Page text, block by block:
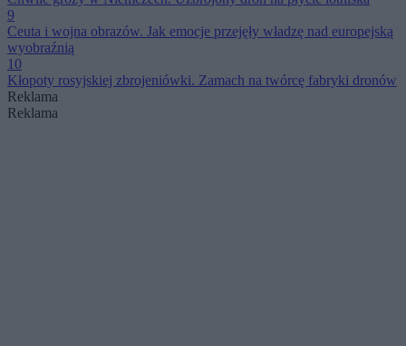
9
Ceuta i wojna obrazów. Jak emocje przejęły władzę nad europejską
wyobraźnią
10
Kłopoty rosyjskiej zbrojeniówki. Zamach na twórcę fabryki dronów
Reklama
Reklama